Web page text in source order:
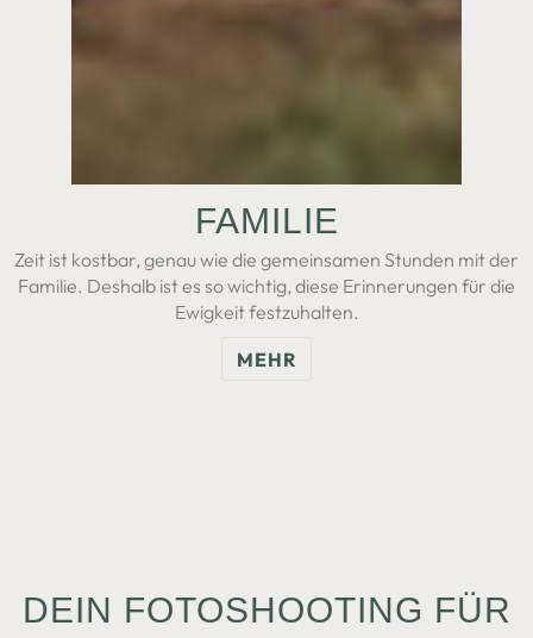
FA­MI­LI­E
Zeit ist kostbar, genau wie die gemeinsamen Stunden mit der
Familie. Deshalb ist es so wichtig, diese Erinnerungen für die
Ewigkeit festzuhalten.
MEHR
DEIN FOTOSHOOTING FÜR